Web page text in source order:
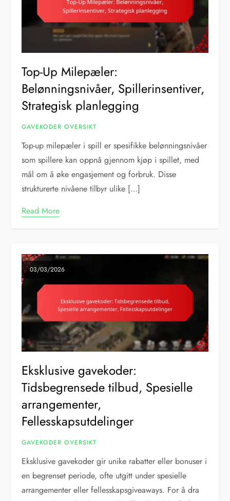
Top-Up Milepæler:
Belønningsnivåer, Spillerinsentiver,
Strategisk planlegging
GAVEKODER OVERSIKT
Top-up milepæler i spill er spesifikke belønningsnivåer
som spillere kan oppnå gjennom kjøp i spillet, med
mål om å øke engasjement og forbruk. Disse
strukturerte nivåene tilbyr ulike […]
Read More
03/03/2026
Eksklusive gavekoder:
Tidsbegrensede tilbud, Spesielle
arrangementer,
Fellesskapsutdelinger
GAVEKODER OVERSIKT
Eksklusive gavekoder gir unike rabatter eller bonuser i
en begrenset periode, ofte utgitt under spesielle
arrangementer eller fellesskapsgiveaways. For å dra